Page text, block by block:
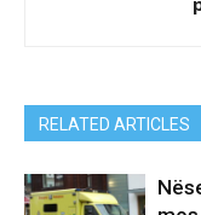
RELATED ARTICLES